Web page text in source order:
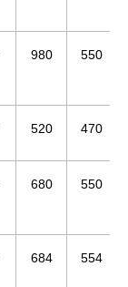
980 550
520 470
680 550
684 554